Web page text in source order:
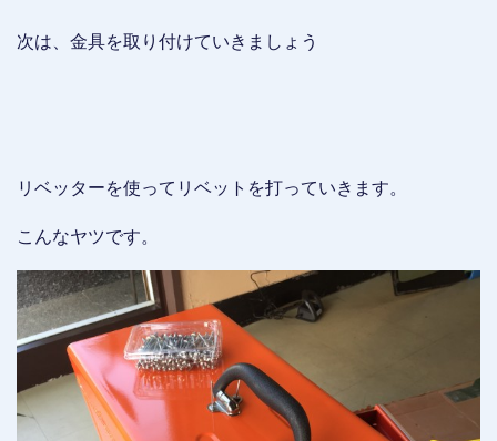
次は、金具を取り付けていきましょう
リベッターを使ってリベットを打っていきます。
こんなヤツです。